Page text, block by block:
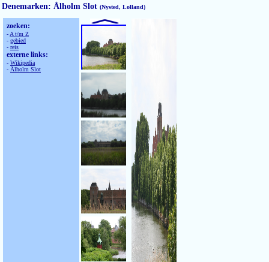
Denemarken: Ålholm Slot (Nysted, Lolland)
zoeken:
-A t/m Z
- gebied
- reis
externe links:
- Wikipedia
- Ålholm Slot